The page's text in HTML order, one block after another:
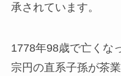
承されています。
1778年98歳で亡くな
宗円の直系子孫が茶